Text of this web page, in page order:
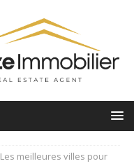
Les meilleures villes pour